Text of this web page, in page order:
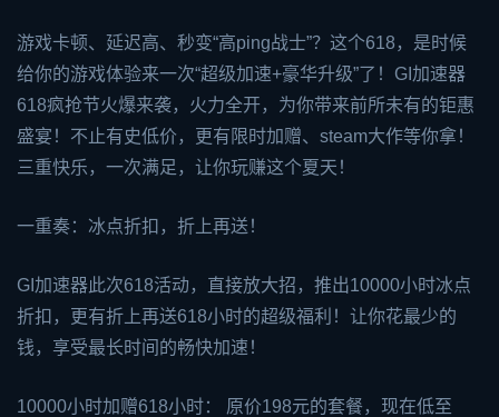
游戏卡顿、延迟高、秒变“高ping战士”？这个618，是时候
给你的游戏体验来一次“超级加速+豪华升级”了！ GI加速器
618疯抢节火爆来袭，火力全开，为你带来前所未有的钜惠
盛宴！不止有史低价，更有限时加赠、 steam大作等你拿！
三重快乐，一次满足，让你玩赚这个夏天！
一重奏：冰点折扣，折上再送！
GI加速器此次618活动，直接放大招，推出10000小时冰点
折扣，更有折上再送618小时的超级福利！让你花最少的
钱，享受最长时间的畅快加速！
10000小时加赠618小时： 原价198元的套餐，现在低至